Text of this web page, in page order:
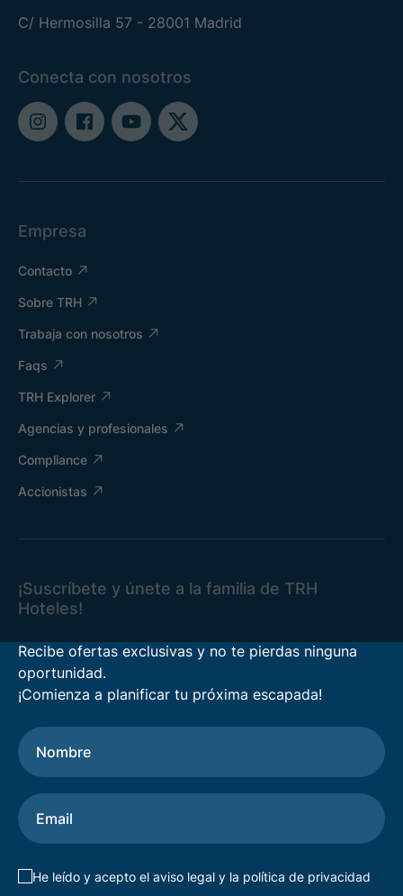
C/ Hermosilla 57 - 28001 Madrid
Conecta con nosotros
Empresa
Contacto
Sobre TRH
Trabaja con nosotros
Faqs
TRH Explorer
Agencias y profesionales
Compliance
Accionistas
¡Suscríbete y únete a la familia de TRH
Hoteles!
Recibe ofertas exclusivas y no te pierdas ninguna
oportunidad.
¡Comienza a planificar tu próxima escapada!
He leído y acepto el aviso legal y la política de privacidad